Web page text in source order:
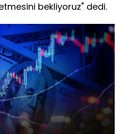
bekliyoruz" dedi.